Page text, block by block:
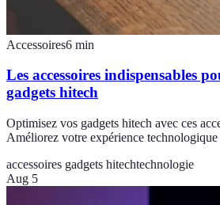
Accessoires6 min
Les accessoires indispensables
gadgets hitech
Optimisez vos gadgets hitech avec ces
Améliorez votre expérience technologique
accessoires gadgets hitechtechnologie
Aug 5